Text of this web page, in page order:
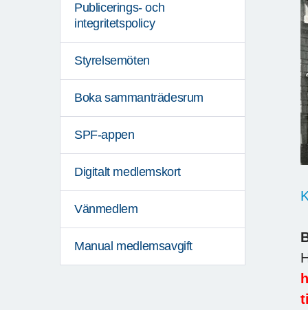
Publicerings- och
integritetspolicy
Styrelsemöten
Boka sammanträdesrum
SPF-appen
Digitalt medlemskort
Vänmedlem
Manual medlemsavgift